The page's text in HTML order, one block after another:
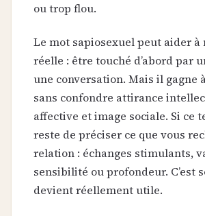
ou trop flou.
Le mot sapiosexuel peut aider
réelle : être touché d’abord par
une conversation. Mais il gagne
sans confondre attirance
affective et image sociale. Si ce
reste de préciser ce que vous
relation : échanges stimulants,
sensibilité ou profondeur. C’est
devient réellement utile.